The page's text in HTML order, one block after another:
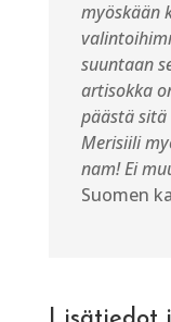
myöskään
suuntaan
artisokka
päästä
Merisiili
nam! Ei
Suomen